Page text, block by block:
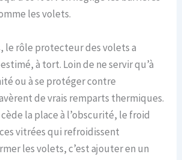
les volets.
le rôle protecteur des volets a
à tort. Loin de ne servir qu’à
ou à se protéger contre
de vrais remparts thermiques.
la place à l’obscurité, le froid
vitrées qui refroidissent
les volets, c’est ajouter en un